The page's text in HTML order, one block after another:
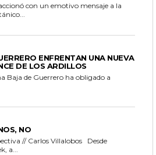
con un emotivo mensaje a la
ENFRENTAN UNA NUEVA
DE LOS ARDILLOS
Baja de Guerrero ha obligado a
NO
// Carlos Villalobos Desde
a...